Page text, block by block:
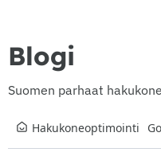
Blogi
Suomen parhaat
Hakukoneoptimointi